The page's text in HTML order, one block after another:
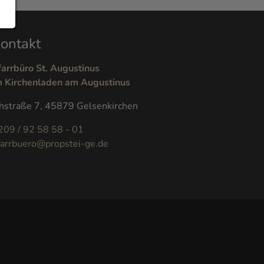
St. Augustinus
Kirchenladen am Augustinus
7, 45879 Gelsenkirchen
/ 92 58 58 - 01
ge.de